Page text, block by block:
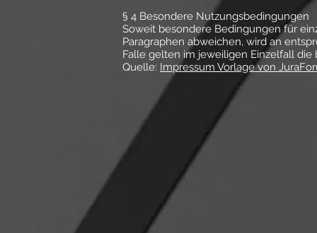
§ 4 Besondere Nutzungsbedingungen
Soweit besondere Bedingungen für
Paragraphen abweichen, wird an
Falle gelten im jeweiligen Einzelfall
Quelle: Impressum Vorlage von